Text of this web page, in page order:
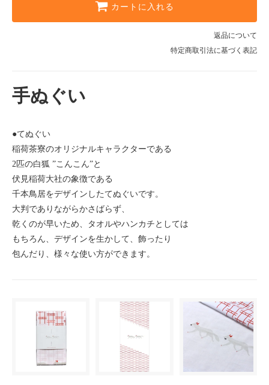
カートに入れる
返品について
特定商取引法に基づく表記
手ぬぐい
●てぬぐい
稲荷茶寮のオリジナルキャラクターである
2匹の白狐 ”こんこん”と
伏見稲荷大社の象徴である
千本鳥居をデザインしたてぬぐいです。
大判でありながらかさばらず、
乾くのが早いため、タオルやハンカチとしては
もちろん、デザインを生かして、飾ったり
包んだり、様々な使い方ができます。